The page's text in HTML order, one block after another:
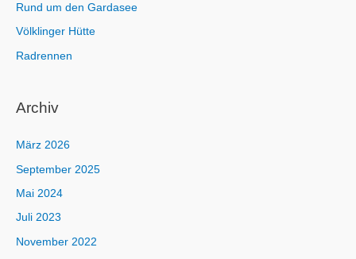
Rund um den Gardasee
Völklinger Hütte
Radrennen
Archiv
März 2026
September 2025
Mai 2024
Juli 2023
November 2022